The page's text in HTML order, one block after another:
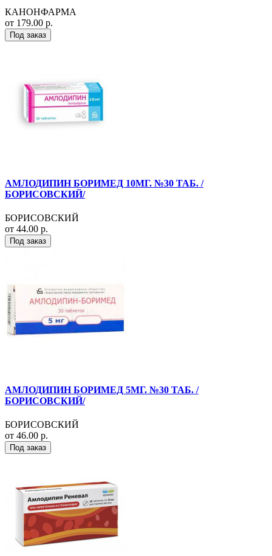
КАНОНФАРМА
от 179.00 р.
Под заказ
АМЛОДИПИН БОРИМЕД 10МГ. №30 ТАБ. /
БОРИСОВСКИЙ/
БОРИСОВСКИЙ
от 44.00 р.
Под заказ
АМЛОДИПИН БОРИМЕД 5МГ. №30 ТАБ. /
БОРИСОВСКИЙ/
БОРИСОВСКИЙ
от 46.00 р.
Под заказ